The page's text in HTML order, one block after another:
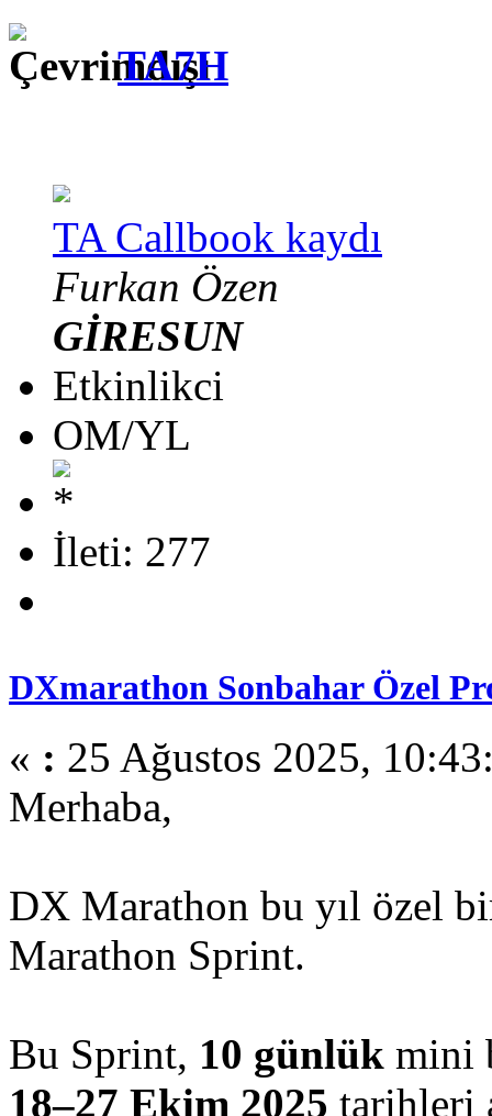
TA7H
TA Callbook kaydı
Furkan Özen
GİRESUN
Etkinlikci
OM/YL
İleti: 277
DXmarathon Sonbahar Özel
« : 25 Ağustos 2025,
Merhaba,
DX Marathon bu yıl özel
Marathon Sprint.
Bu Sprint, 10 günlük mini
18–27 Ekim 2025 tarihleri